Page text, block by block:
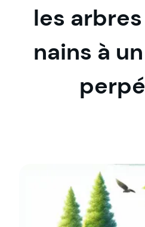
les
nains à